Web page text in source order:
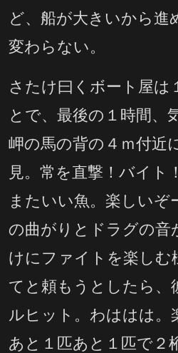
ど、船が大きいから進
変わらない。
さたけ曰くボート屋は
とで、最後の１時間、
岬の馬の背の４ｍ付近
見。常を直撃！バイト
またいい魚。楽しいぞ
の曲がりとドラグの音
けにファイトを楽しむ
てと頼もうとしたら、
ルヒット。わははは。
あと１匹あと１匹で２